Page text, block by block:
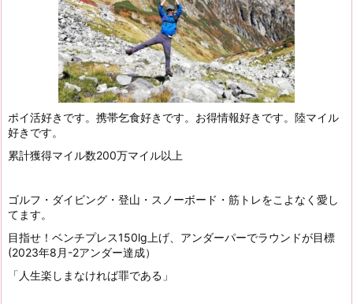
ポイ活好きです。携帯乞食好きです。お得情報好きです。陸マイル
好きです。
累計獲得マイル数200万マイル以上
ゴルフ・ダイビング・登山・スノーボード・筋トレをこよなく愛し
てます。
目指せ！ベンチプレス150lg上げ、アンダーパーでラウンドが目標
(2023年8月-2アンダー達成）
「人生楽しまなければ罪である」